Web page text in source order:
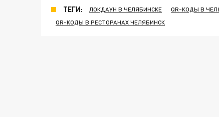
ТЕГИ: ЛОКДАУН В ЧЕЛЯБИНСКЕ QR-КОДЫ В
QR-КОДЫ В РЕСТОРАНАХ ЧЕЛЯБИНСК